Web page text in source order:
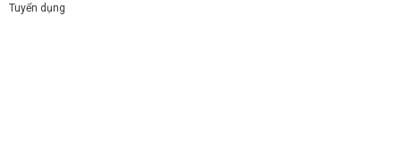
Tuyển dụng